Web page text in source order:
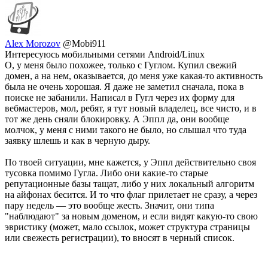
Alex Morozov @Mobi911
Интересуюсь мобильными сетями Android/Linux
О, у меня было похожее, только с Гуглом. Купил свежий
домен, а на нем, оказывается, до меня уже какая-то активность
была не очень хорошая. Я даже не заметил сначала, пока в
поиске не забанили. Написал в Гугл через их форму для
вебмастеров, мол, ребят, я тут новый владелец, все чисто, и в
тот же день сняли блокировку. А Эппл да, они вообще
молчок, у меня с ними такого не было, но слышал что туда
заявку шлешь и как в черную дыру.
По твоей ситуации, мне кажется, у Эппл действительно своя
тусовка помимо Гугла. Либо они какие-то старые
репутационные базы тащат, либо у них локальный алгоритм
на айфонах бесится. И то что флаг прилетает не сразу, а через
пару недель — это вообще жесть. Значит, они типа
"наблюдают" за новым доменом, и если видят какую-то свою
эвристику (может, мало ссылок, может структура страницы
или свежесть регистрации), то вносят в черный список.